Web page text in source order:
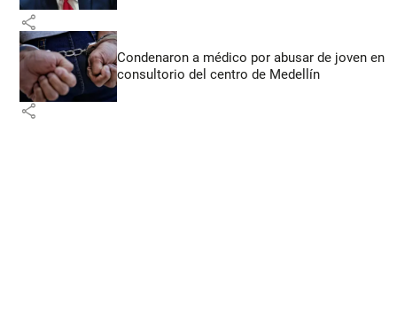
share
Condenaron a médico por abusar de joven en
consultorio del centro de Medellín
share